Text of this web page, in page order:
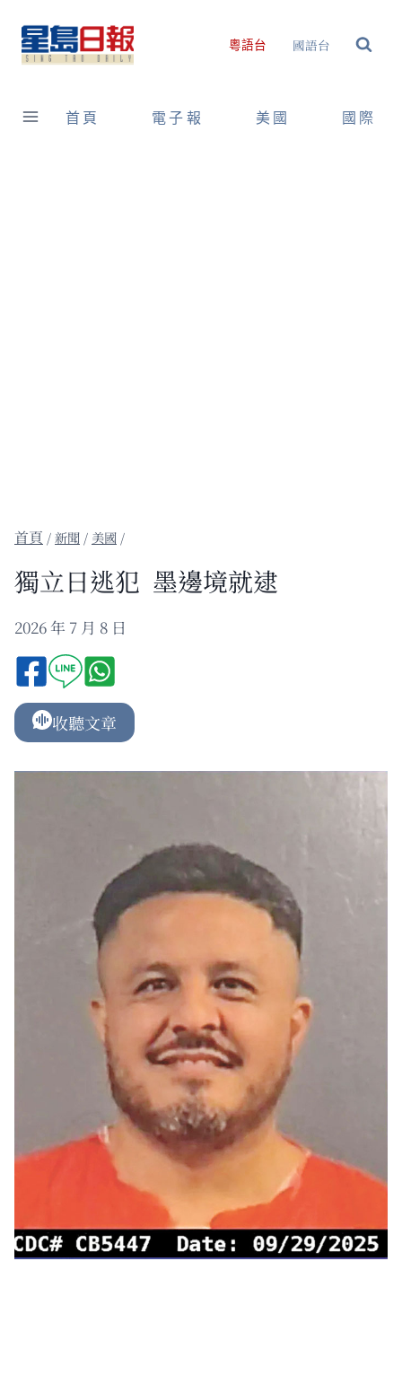
content
粵語台 國語台
首頁 電子報 美國 國際
/新聞 / 美國 /
獨立日逃犯 墨邊境就逮
2026 年 7 月 8 日
收聽文章